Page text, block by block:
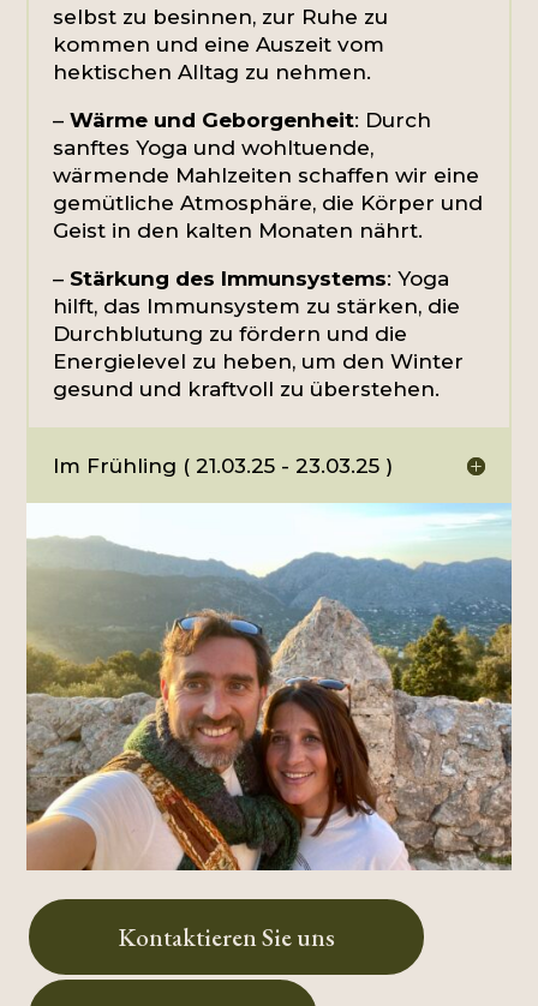
selbst zu besinnen, zur Ruhe zu
kommen und eine Auszeit vom
hektischen Alltag zu nehmen.
–Wärme und Geborgenheit: Durch
sanftes Yoga und wohltuende,
wärmende Mahlzeiten schaffen wir eine
gemütliche Atmosphäre, die Körper und
Geist in den kalten Monaten nährt.
– Stärkung des Immunsystems: Yoga
hilft, das Immunsystem zu stärken, die
Durchblutung zu fördern und die
Energielevel zu heben, um den Winter
gesund und kraftvoll zu überstehen.
Im Frühling ( 21.03.25 - 23.03.25 )
Kontaktieren Sie uns